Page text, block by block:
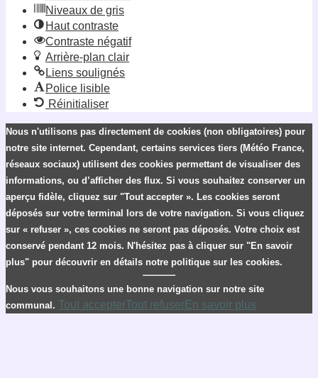
Niveaux de gris
Haut contraste
Contraste négatif
Arrière-plan clair
Liens soulignés
Police lisible
Réinitialiser
Nous n'utilisons pas directement de cookies (non obligatoires) pour
notre site internet. Cependant, certains services tiers (Météo France,
réseaux sociaux) utilisent des cookies permettant de visualiser des
informations, ou d’afficher des flux. Si vous souhaitez conserver un
aperçu fidèle, cliquez sur "Tout accepter ». Les cookies seront
déposés sur votre terminal lors de votre navigation. Si vous cliquez
sur « refuser », ces cookies ne seront pas déposés. Votre choix est
conservé pendant 12 mois. N'hésitez pas à cliquer sur "En savoir
plus" pour découvrir en détails notre politique sur les cookies.
Nous vous souhaitons une bonne navigation sur notre site
communal. Tout accepterTout refuserEn savoir plus